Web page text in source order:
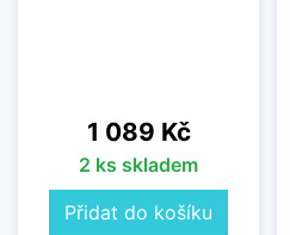
Cena
1 089 Kč
2 ks skladem
Přidat do košíku